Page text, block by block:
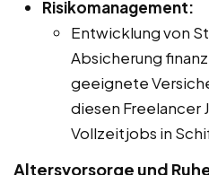
Risikomanagement:
Entwicklung von
Absicherung
geeignete
diesen Freelancer
Vollzeitjobs in
Altersvorsorge und